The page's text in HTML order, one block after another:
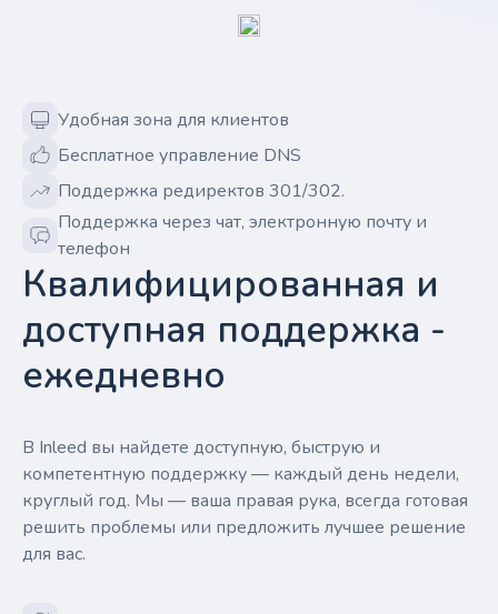
Удобная зона для клиентов
Бесплатное управление DNS
Поддержка редиректов 301/302.
Поддержка через чат, электронную почту и
телефон
Квалифицированная и
доступная поддержка -
ежедневно
В Inleed вы найдете доступную, быструю и
компетентную поддержку — каждый день недели,
круглый год. Мы — ваша правая рука, всегда готовая
решить проблемы или предложить лучшее решение
для вас.